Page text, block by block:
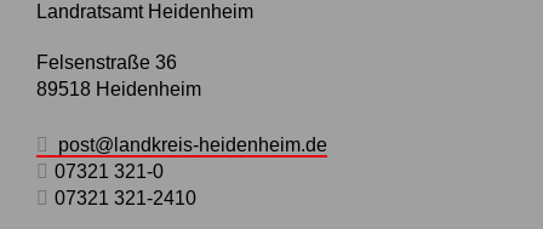
Landratsamt Heidenheim
Felsenstraße 36
89518 Heidenheim
post@landkreis-heidenheim.de
07321 321-0
07321 321-2410